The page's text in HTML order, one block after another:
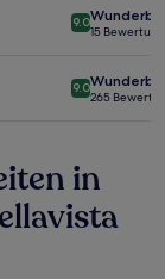
9.0
15
9.0
265
in